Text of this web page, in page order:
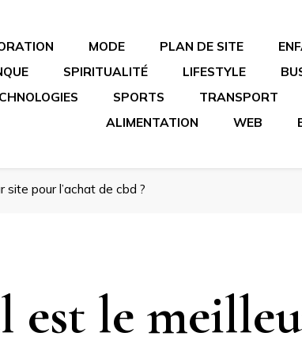
MODE PLAN DE SITE
SPIRITUALITÉ LIFESTYLE
SPORTS TRANSPORT
ALIMENTATION
WEB
site pour l’achat de cbd ?
est le